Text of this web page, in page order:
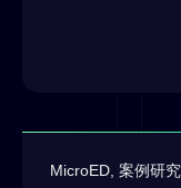
MicroED 案例研究